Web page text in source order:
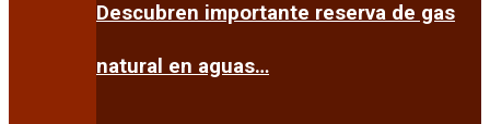
Descubren importante reserva de gas
natural en aguas…